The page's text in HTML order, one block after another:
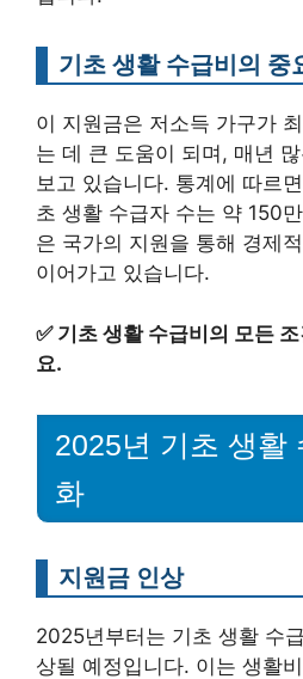
기초 생활 수급비의 중
이 지원금은 저소득 가구가
는 데 큰 도움이 되며, 매년
보고 있습니다. 통계에 따르
초 생활 수급자 수는 약 150
은 국가의 지원을 통해 경제
이어가고 있습니다.
✅ 기초 생활 수급비의 모든
요.
2025년 기초 생활
화
지원금 인상
2025년부터는 기초 생활 수
상될 예정입니다. 이는 생활